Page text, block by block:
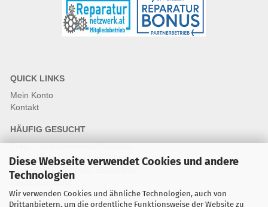
Diese Webseite verwendet Cookies und andere
Technologien
Wir verwenden Cookies und ähnliche Technologien, auch von
Drittanbietern, um die ordentliche Funktionsweise der Website zu
QUICK LINKS
Mein Konto
Kontakt
HÄUFIG GESUCHT
Fragen und Antworten Webshop
Fragen & Antworten Reparatur
Qualitätsstandards für Ersatzteile
Reparaturablauf